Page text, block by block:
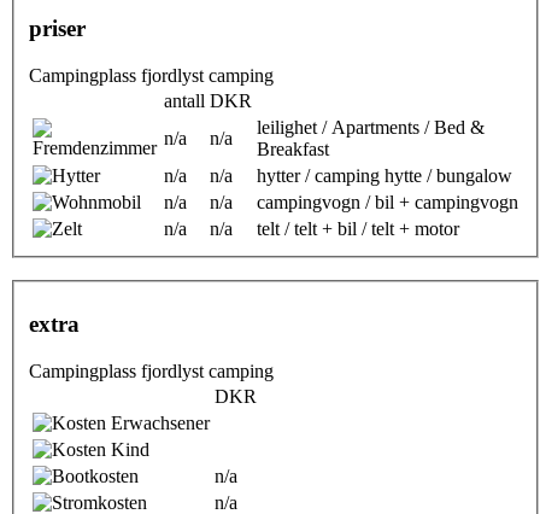
priser
Campingplass fjordlyst camping
antall DKR
n/a
n/a
leilighet / Apartments / Bed &
Breakfast
n/a
n/a
hytter / camping hytte / bungalow
n/a
n/a
campingvogn / bil + campingvogn
n/a
n/a telt / telt + bil / telt + motor
extra
Campingplass fjordlyst camping
DKR
n/a
n/a